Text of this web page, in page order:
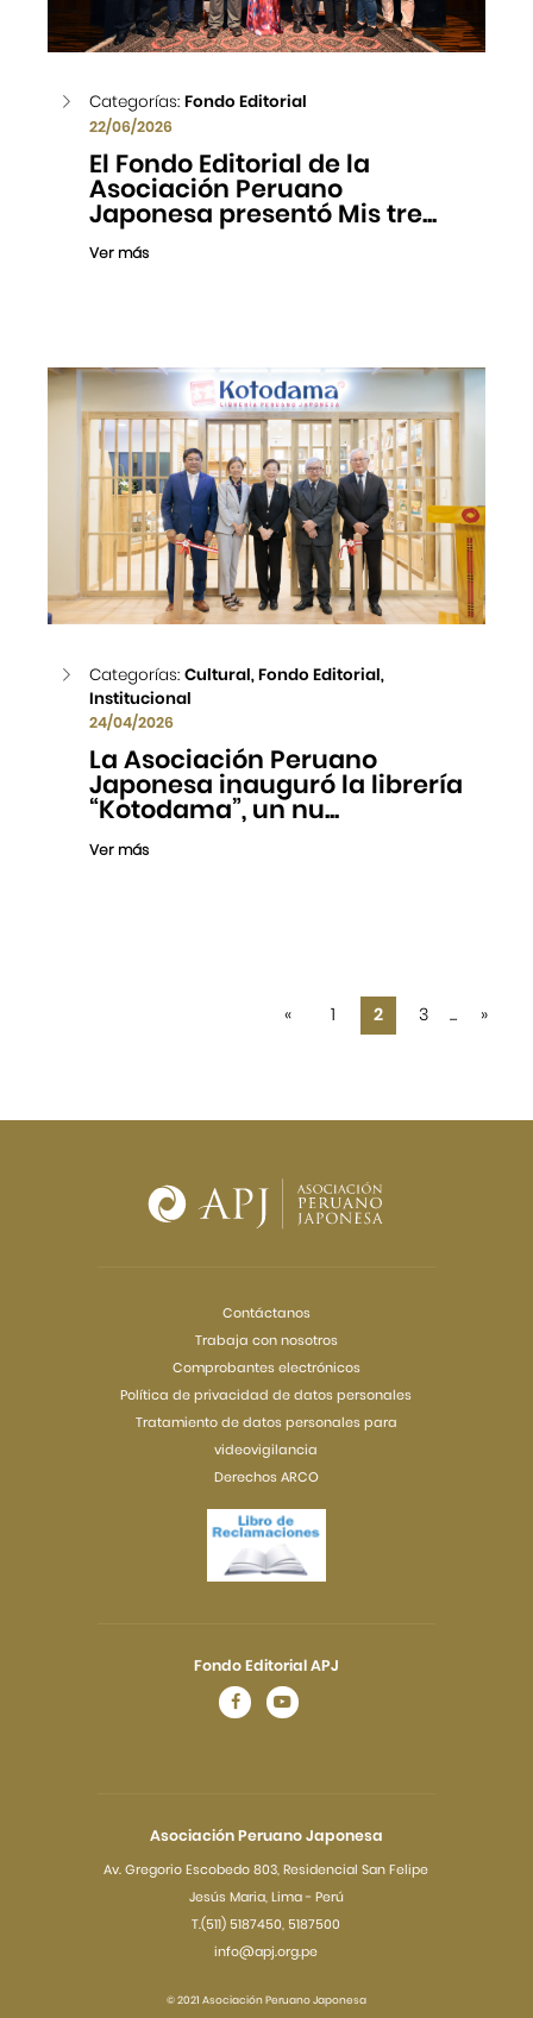
Categorías: Fondo Editorial
22/06/2026
El Fondo Editorial de la
Asociación Peruano
Japonesa presentó Mis tre...
Ver más
Categorías: Cultural, Fondo Editorial,
Institucional
24/04/2026
La Asociación Peruano
Japonesa inauguró la librería
“Kotodama”, un nu...
Ver más
« 1 2 3 ... »
Asociación Peruano Japonesa
Av. Gregorio Escobedo 803, Residencial San Felipe
Jesús Maria, Lima - Perú
T.(511) 5187450, 5187500
info@apj.org.pe
Fondo Editorial APJ
Contáctanos
Trabaja con nosotros
Comprobantes electrónicos
Política de privacidad de datos personales
Tratamiento de datos personales para
videovigilancia
Derechos ARCO
© 2021 Asociación Peruano Japonesa